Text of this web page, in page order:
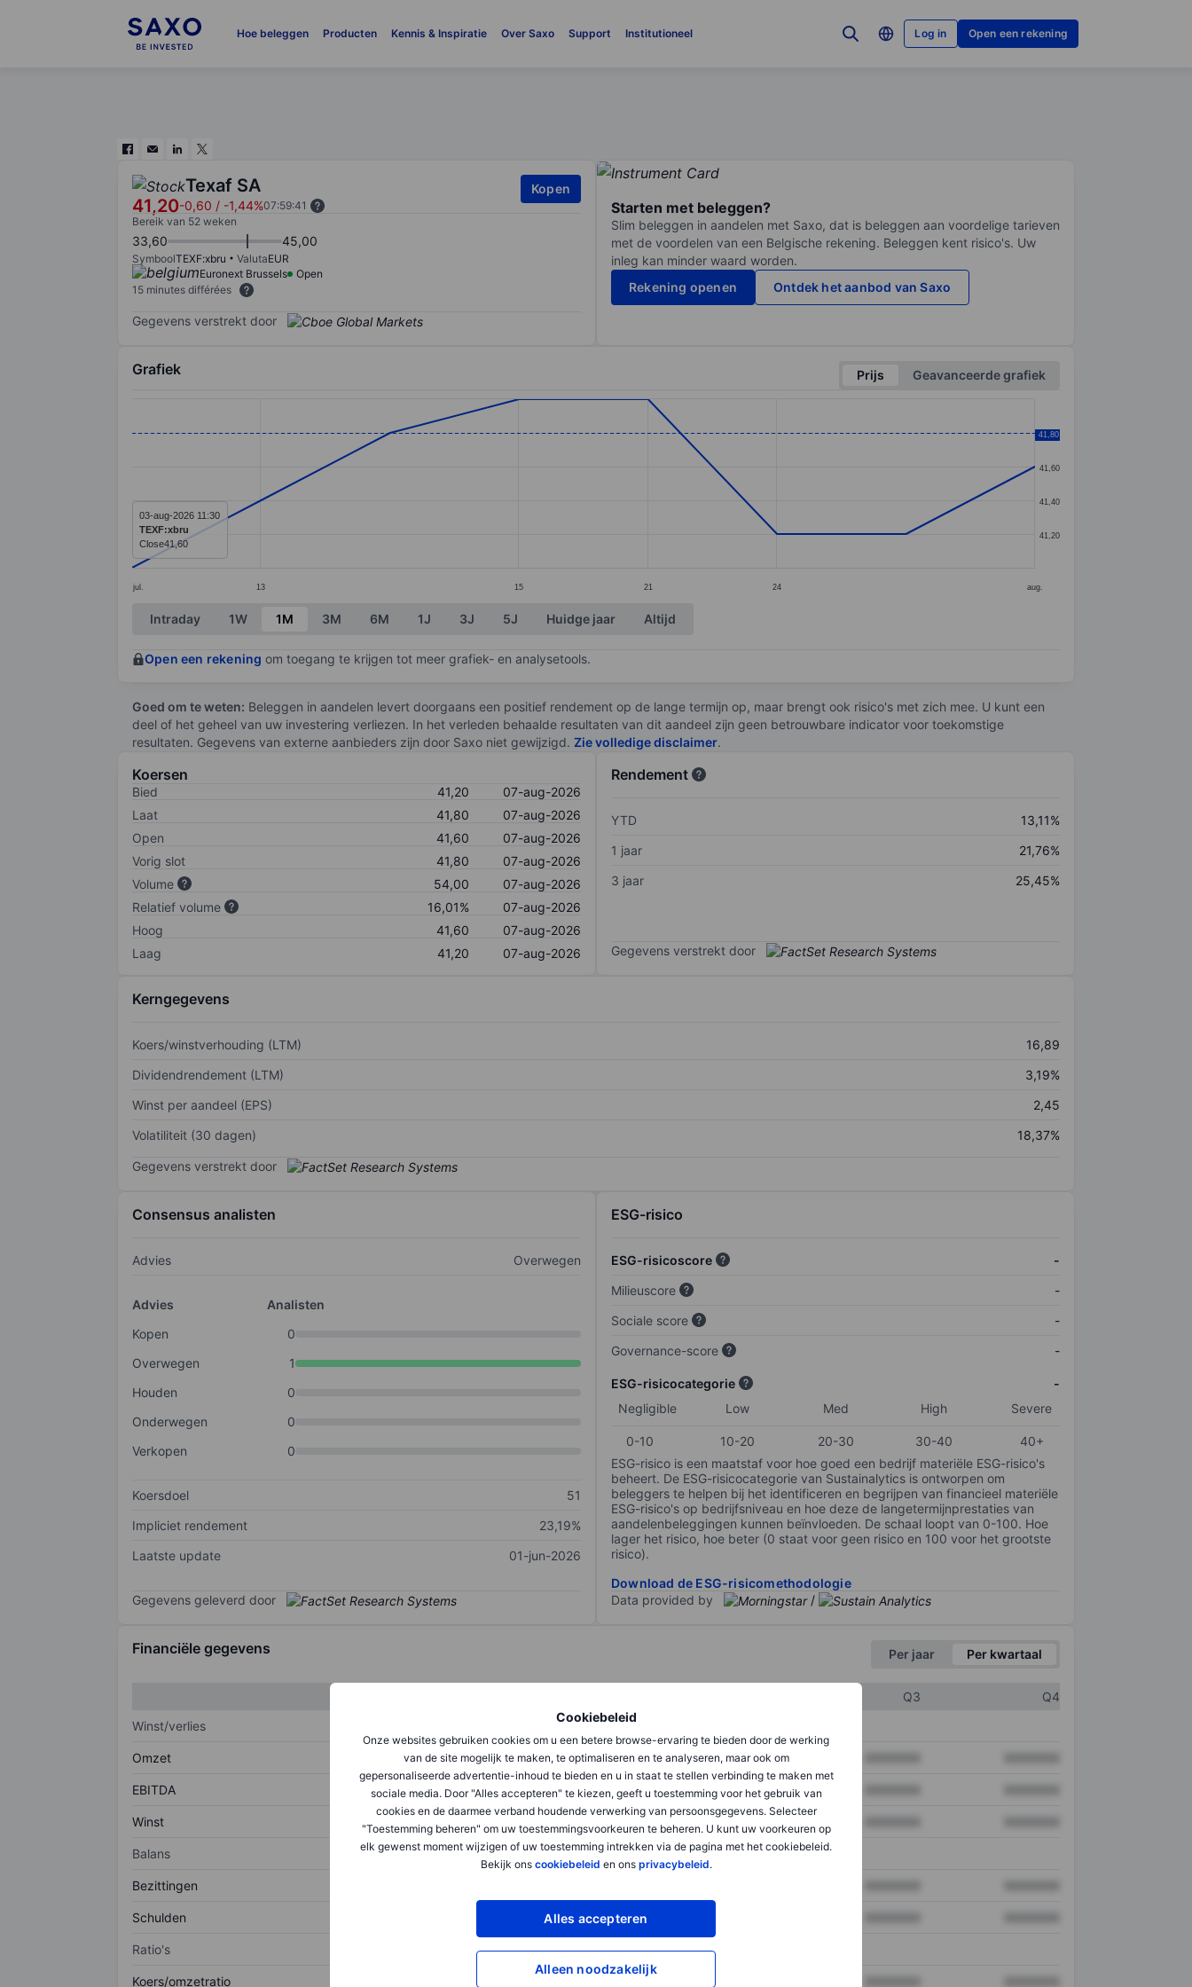
Hoe beleggen Producten Kennis & Inspiratie Over Saxo Support Institutioneel Log in Open een rekening
Cookiebeleid
Onze websites gebruiken cookies om u een betere browse-ervaring te bieden door de werking
van de site mogelijk te maken, te optimaliseren en te analyseren, maar ook om
gepersonaliseerde advertentie-inhoud te bieden en u in staat te stellen verbinding te maken met
sociale media. Door "Alles accepteren" te kiezen, geeft u toestemming voor het gebruik van
cookies en de daarmee verband houdende verwerking van persoonsgegevens. Selecteer
"Toestemming beheren" om uw toestemmingsvoorkeuren te beheren. U kunt uw voorkeuren op
elk gewenst moment wijzigen of uw toestemming intrekken via de pagina met het cookiebeleid.
Bekijk ons cookiebeleid en ons privacybeleid.
Alles accepteren
Alleen noodzakelijk
Texaf SA
41,20-0,60 / -1,44%07:59:41
Kopen
Bereik van 52 weken
33,60 45,00
SymboolTEXF:xbru ValutaEUR
Euronext Brussels
Open
15 minutes différées
Gegevens verstrekt door
Starten met beleggen?
Slim beleggen in aandelen met Saxo, dat is beleggen aan voordelige tarieven
met de voordelen van een Belgische rekening. Beleggen kent risico's. Uw
inleg kan minder waard worden.
Rekening openen
Ontdek het aanbod van Saxo
Grafiek Prijs
Geavanceerde grafiek
The chart has 1 X axis displaying categories.
The chart has 1 Y axis displaying values. Data ranges from 41 to 42.
jul. 13 15 21 24 aug.
41,20
41,40
41,60
41,80
41,80
03-aug-2026 11:30
TEXF:xbru
Close41,60
End of interactive chart.
Intraday 1W 1M 3M 6M 1J 3J 5J Huidge jaar Altijd
Open een rekening om toegang te krijgen tot meer grafiek- en analysetools.
Goed om te weten: Beleggen in aandelen levert doorgaans een positief rendement op de lange termijn op, maar brengt ook risico's met zich mee. U kunt een
deel of het geheel van uw investering verliezen. In het verleden behaalde resultaten van dit aandeel zijn geen betrouwbare indicator voor toekomstige
resultaten. Gegevens van externe aanbieders zijn door Saxo niet gewijzigd. Zie volledige disclaimer.
Koersen
Bied 41,20
07-aug-2026
Laat
41,80
07-aug-2026
Open
41,60
07-aug-2026
Vorig slot
41,80
07-aug-2026
Volume
54,00
07-aug-2026
Relatief volume
16,01%
07-aug-2026
Hoog
41,60
07-aug-2026
Laag
41,20 07-aug-2026
Rendement
YTD
13,11%
1 jaar
21,76%
3 jaar
25,45%
Gegevens verstrekt door
Kerngegevens
Koers/winstverhouding (LTM)
16,89
Dividendrendement (LTM)
3,19%
Winst per aandeel (EPS)
2,45
Volatiliteit (30 dagen)
18,37%
Gegevens verstrekt door
Consensus analisten
Advies Overwegen
Advies
Analisten
Kopen
0
Overwegen
1
Houden
0
Onderwegen
0
Verkopen
0
Koersdoel
51
Impliciet rendement
23,19%
Laatste update
01-jun-2026
Gegevens geleverd door
ESG-risico
ESG-risicoscore
-
Milieuscore
-
Sociale score
-
Governance-score
-
ESG-risicocategorie
-
Negligible
Low Med High Severe
0-10 10-20 20-30 30-40
40+
ESG-risico is een maatstaf voor hoe goed een bedrijf materiële ESG-risico's
beheert. De ESG-risicocategorie van Sustainalytics is ontworpen om
beleggers te helpen bij het identificeren en begrijpen van financieel materiële
ESG-risico's op bedrijfsniveau en hoe deze de langetermijnprestaties van
aandelenbeleggingen kunnen beïnvloeden. De schaal loopt van 0-100. Hoe
lager het risico, hoe beter (0 staat voor geen risico en 100 voor het grootste
risico).
Download de ESG-risicomethodologie
Data provided by
/
Financiële gegevens Per jaar Per kwartaal
Q3
Q4
Winst/verlies
Omzet XXXXXXX XXXXXXX
EBITDA XXXXXXX XXXXXXX
Winst XXXXXXX XXXXXXX
Balans
Bezittingen
Schulden XXXXXXX
Ratio's
Koers/omzetratio